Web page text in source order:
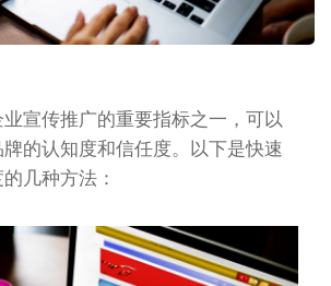
宣传推广的重要指标之一，可以
的认知度和信任度。以下是快速
几种方法：